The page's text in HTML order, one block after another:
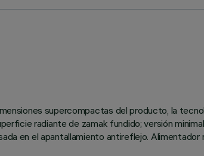
supercompactas del producto, la
radiante de zamak fundido; versión
en el apantallamiento antireflejo. Alimentador